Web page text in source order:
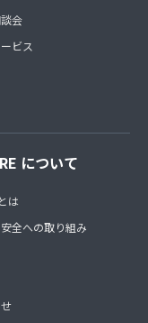
会
ビス
について
は
全への取り組み